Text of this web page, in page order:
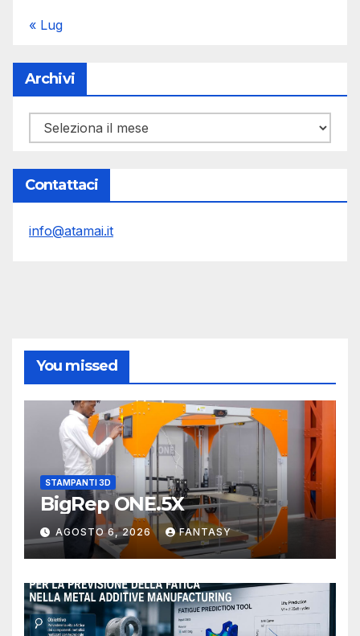
« Lug
Archivi
Archivi
Contattaci
info@atamai.it
You missed
STAMPANTI 3D
BigRep ONE.5X
AGOSTO 6, 2026 FANTASY